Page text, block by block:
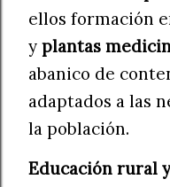
ellos formación
y plantas
abanico de
adaptados a las
la población.
Educación rural